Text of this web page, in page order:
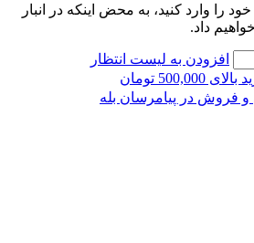
را وارد کنید، به محض اینکه در انبار
داد.
افزودن به لیست انتظار
تومان
و فروش در پیامرسان بله